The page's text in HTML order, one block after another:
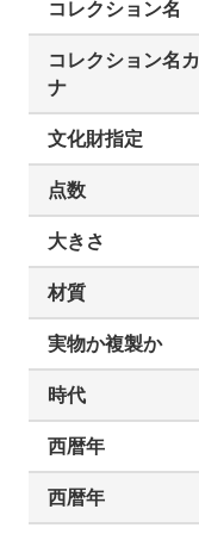
コレクション名
コレクション名カ
ナ
文化財指定
点数
大きさ
材質
実物か複製か
時代
西暦年
西暦年